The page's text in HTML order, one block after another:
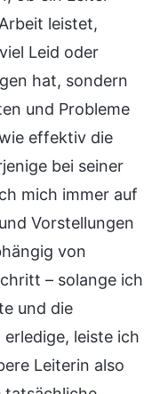
leistet,
Leid oder
hat, sondern
und Probleme
effektiv die
bei seiner
mich immer auf
Vorstellungen
von
– solange ich
und die
leiste ich
Leiterin also